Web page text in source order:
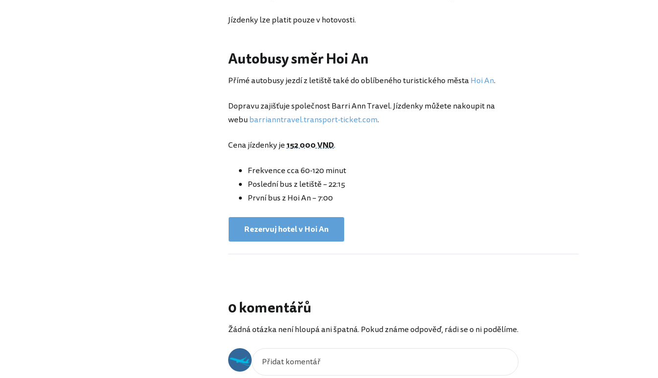
Jízdenky lze platit pouze v hotovosti.
Autobusy směr Hoi An
Přímé autobusy jezdí z letiště také do oblíbeného turistického městaHoi An.
Dopravu zajišťuje společnost Barri Ann Travel. Jízdenky můžete nakoupit na
webubarrianntravel.transport-ticket.com.
Cena jízdenky je152 000 VND.
Frekvence cca 60-120 minut
Poslední bus z letiště – 22:15
První bus z Hoi An – 7:00
Rezervuj hotel v Hoi An
0 komentářů
Žádná otázka není hloupá ani špatná. Pokud známe odpověď, rádi se o ni podělíme.